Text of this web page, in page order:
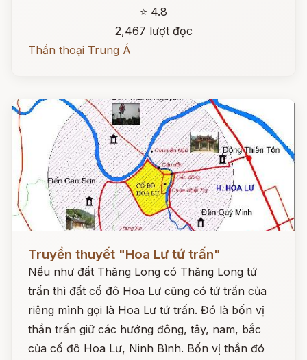
⭐ 4.8
2,467 lượt đọc
Thần thoại Trung Á
Đọc ngay
Truyền thuyết "Hoa Lư tứ trấn"
Nếu như đất Thăng Long có Thăng Long tứ
trấn thì đất cố đô Hoa Lư cũng có tứ trấn của
riêng mình gọi là Hoa Lư tứ trấn. Đó là bốn vị
thần trấn giữ các hướng đông, tây, nam, bắc
của cố đô Hoa Lư, Ninh Bình. Bốn vị thần đó